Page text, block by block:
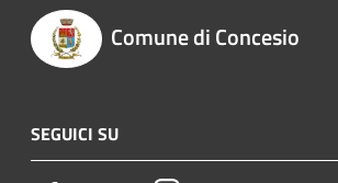
Comune di Concesio
SEGUICI SU